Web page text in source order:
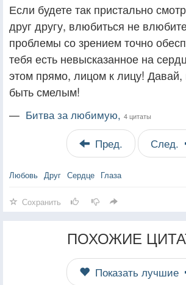
Если будете так пристально
друг другу, влюбиться не
проблемы со зрением точно
тебя есть невысказанное на
этом прямо, лицом к лицу!
быть смелым!
— Битва за любимую, 4 цитаты
Пред. След.
Любовь Друг Сердце Глаза
Сохранить
ПОХОЖИЕ
Показать лучшие